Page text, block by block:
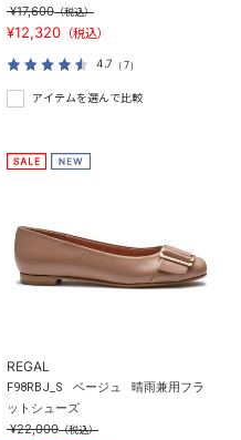
¥17,600（税込）
¥12,320 （税込）
4.7 （7）
アイテムを選んで比較
REGAL
F98RBJ_S ベージュ
晴雨兼用フラ
ットシューズ
¥22,000（税込）